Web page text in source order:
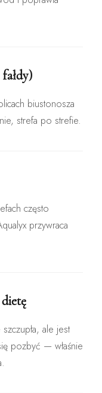
biustonosza
strefa po strefie.
często
przywraca
ale jest
pozbyć — właśnie